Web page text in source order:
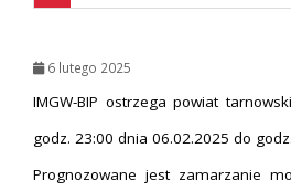
6 lutego 2025
IMGW-BIP ostrzega powiat
godz. 23:00 dnia 06.02.2025 do
Prognozowane jest zamarzanie